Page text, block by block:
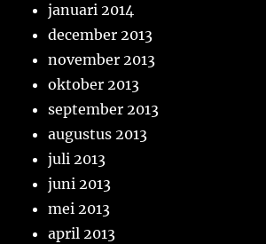
januari 2014
december 2013
november 2013
oktober 2013
september 2013
augustus 2013
juli 2013
juni 2013
mei 2013
april 2013